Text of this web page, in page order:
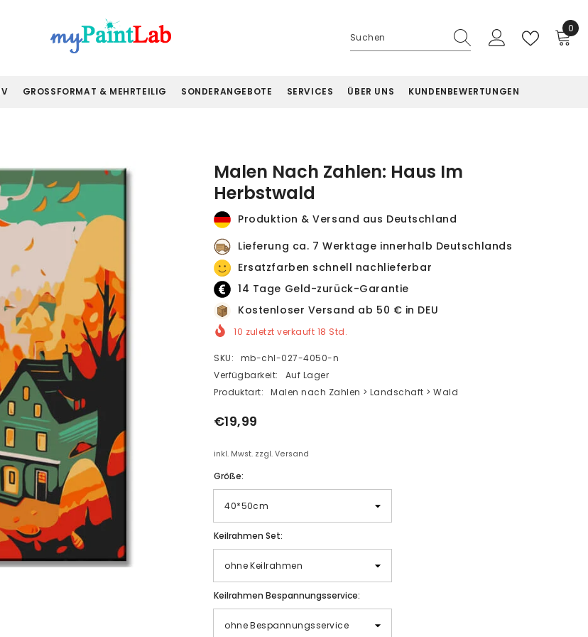
0
0
GROSSFORMAT & MEHRTEILIG SONDERANGEBOTE SERVICES ÜBER UNS KUNDENBEWERTUNGEN
Malen Nach Zahlen: Haus Im
Herbstwald
Produktion & Versand aus Deutschland
Lieferung ca. 7 Werktage innerhalb Deutschlands
Ersatzfarben schnell nachlieferbar
14 Tage Geld-zurück-Garantie
Kostenloser Versand ab 50 € in DEU
10 zuletzt verkauft 18 Std.
SKU:
mb-chl-027-4050-n
Verfügbarkeit:
Auf Lager
Produktart:
Malen nach Zahlen > Landschaft > Wald
€19,99
inkl. Mwst. zzgl. Versand
Größe:
Keilrahmen Set:
Keilrahmen Bespannungsservice: